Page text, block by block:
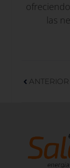
las
ANTERIOR